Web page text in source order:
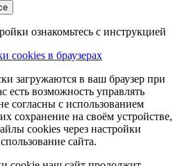
ознакомьтесь с инструкцией
cookies в браузерах
загружаются в ваш браузер при
есть возможность управлять
согласны с использованием
сохранение на своём устройстве,
cookies через настройки
сайта.